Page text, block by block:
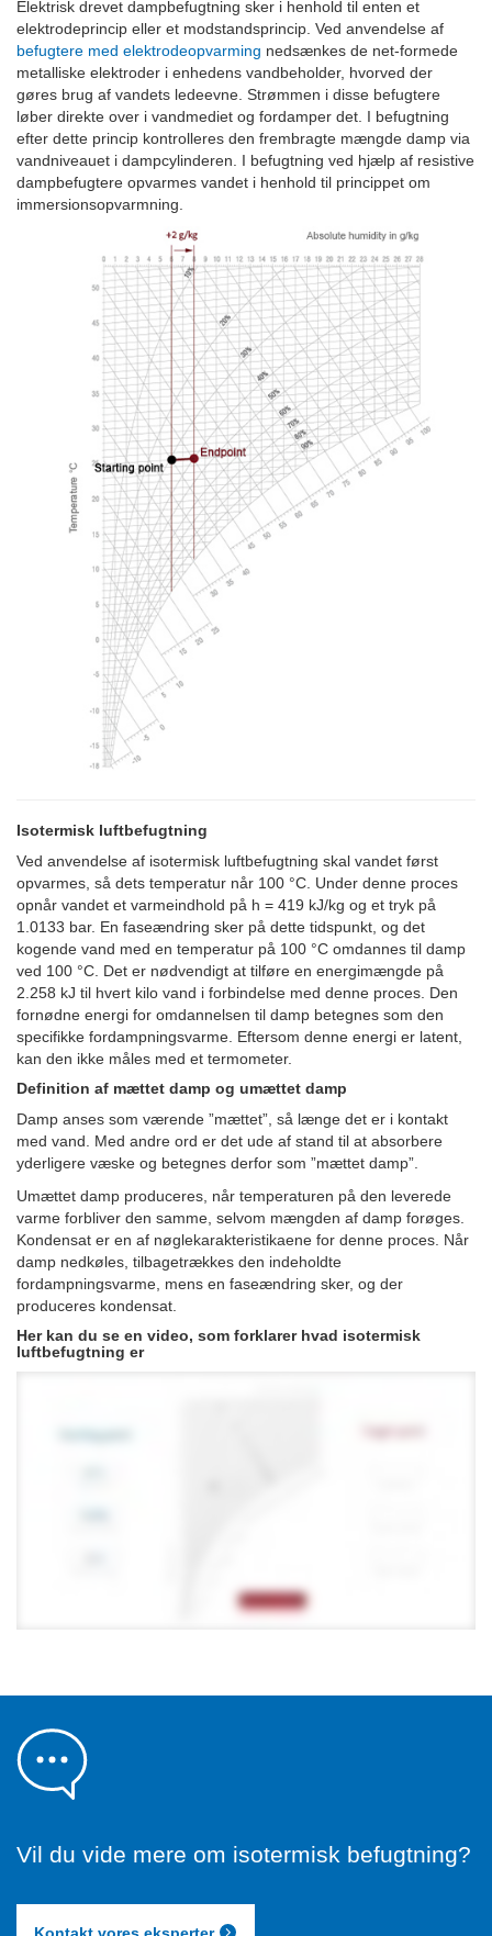
Elektrisk drevet dampbefugtning sker i henhold til enten et
elektrodeprincip eller et modstandsprincip. Ved anvendelse af
befugtere med elektrodeopvarming nedsænkes de net-formede
metalliske elektroder i enhedens vandbeholder, hvorved der
gøres brug af vandets ledeevne. Strømmen i disse befugtere
løber direkte over i vandmediet og fordamper det. I befugtning
efter dette princip kontrolleres den frembragte mængde damp via
vandniveauet i dampcylinderen. I befugtning ved hjælp af resistive
dampbefugtere opvarmes vandet i henhold til princippet om
immersionsopvarmning.
Isotermisk luftbefugtning
Ved anvendelse af isotermisk luftbefugtning skal vandet først
opvarmes, så dets temperatur når 100 °C. Under denne proces
opnår vandet et varmeindhold på h = 419 kJ/kg og et tryk på
1.0133 bar. En faseændring sker på dette tidspunkt, og det
kogende vand med en temperatur på 100 °C omdannes til damp
ved 100 °C. Det er nødvendigt at tilføre en energimængde på
2.258 kJ til hvert kilo vand i forbindelse med denne proces. Den
fornødne energi for omdannelsen til damp betegnes som den
specifikke fordampningsvarme. Eftersom denne energi er latent,
kan den ikke måles med et termometer.
Definition af mættet damp og umættet damp
Damp anses som værende ”mættet”, så længe det er i kontakt
med vand. Med andre ord er det ude af stand til at absorbere
yderligere væske og betegnes derfor som ”mættet damp”.
Umættet damp produceres, når temperaturen på den leverede
varme forbliver den samme, selvom mængden af damp forøges.
Kondensat er en af nøglekarakteristikaene for denne proces. Når
damp nedkøles, tilbagetrækkes den indeholdte
fordampningsvarme, mens en faseændring sker, og der
produceres kondensat.
Her kan du se en video, som forklarer hvad isotermisk
luftbefugtning er
Vil du vide mere om isotermisk befugtning?